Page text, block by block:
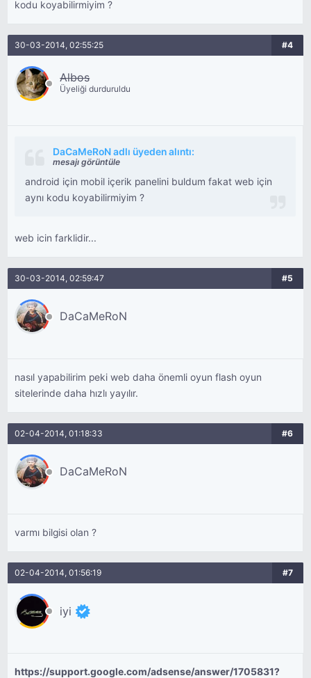
kodu koyabilirmiyim ?
30-03-2014, 02:55:25 #4
Albos
Üyeliği durduruldu
DaCaMeRoN adlı üyeden alıntı:
mesajı görüntüle
android için mobil içerik panelini buldum fakat web için
aynı kodu koyabilirmiyim ?
web icin farklidir...
30-03-2014, 02:59:47 #5
DaCaMeRoN
nasıl yapabilirim peki web daha önemli oyun flash oyun
sitelerinde daha hızlı yayılır.
02-04-2014, 01:18:33 #6
DaCaMeRoN
varmı bilgisi olan ?
02-04-2014, 01:56:19 #7
iyi
https://support.google.com/adsense/answer/1705831?